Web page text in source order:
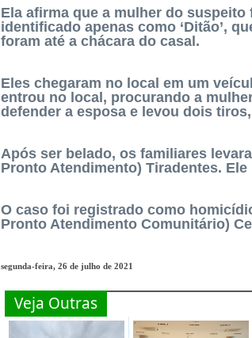
Ela afirma que a mulher do
identificado apenas como ‘Ditão’,
foram até a chácara do casal.
Eles chegaram no local em um
entrou no local, procurando a
defender a esposa e levou dois
Após ser belado, os familiares
Pronto Atendimento) Tiradentes.
O caso foi registrado como
Pronto Atendimento Comunitário)
segunda-feira, 26 de julho de 2021
Veja Outras